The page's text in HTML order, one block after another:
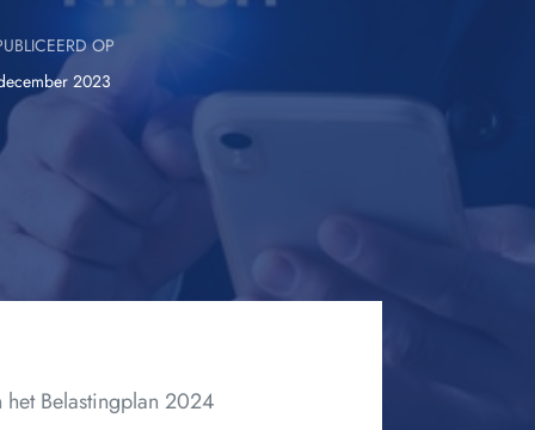
OP
2023
het Belastingplan 2024